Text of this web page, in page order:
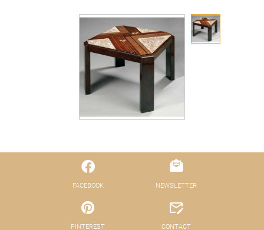
FACEBOOK
PINTEREST
NEWSLETTER
CONTACT